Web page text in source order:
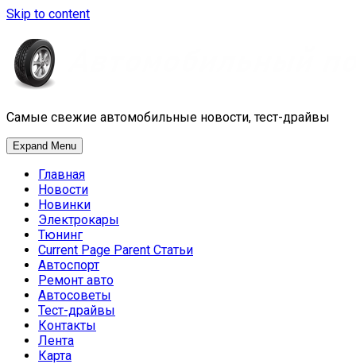
Skip to content
Самые свежие автомобильные новости, тест-драйвы
Expand Menu
Главная
Новости
Новинки
Электрокары
Тюнинг
Current Page Parent Статьи
Автоспорт
Ремонт авто
Автосоветы
Тест-драйвы
Контакты
Лента
Карта